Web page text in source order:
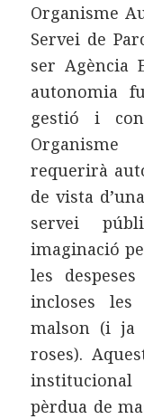
Organisme
Servei de
ser Agència
autonomia
gestió i
requerirà
de vista
servei
imaginació
les
incloses
malson (i ja
roses).
pèrdua de